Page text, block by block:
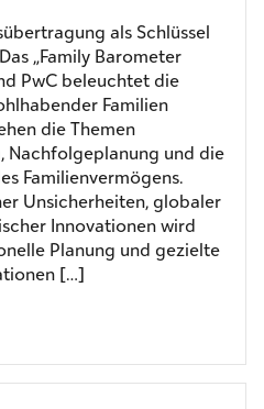
als Schlüssel
„Family Barometer
PwC beleuchtet die
Familien
die Themen
Nachfolgeplanung und die
Familienvermögens.
Unsicherheiten, globaler
Innovationen wird
Planung und gezielte
[…]